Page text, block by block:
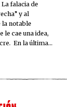
falacia de
y al
la notable
le cae una idea,
En la última…